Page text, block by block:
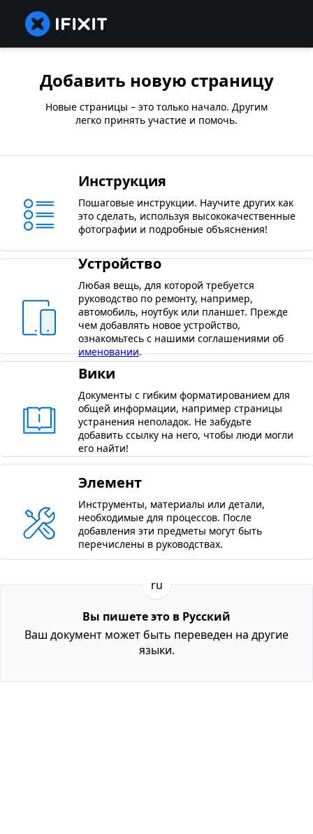
Добавить новую страницу
Новые страницы – это только начало. Другим
легко принять участие и помочь.
Инструкция
Пошаговые инструкции. Научите других как
это сделать, используя высококачественные
фотографии и подробные объяснения!
Устройство
Любая вещь, для которой требуется
руководство по ремонту, например,
автомобиль, ноутбук или планшет. Прежде
чем добавлять новое устройство,
ознакомьтесь с нашими соглашениями об
именовании.
Вики
Документы с гибким форматированием для
общей информации, например страницы
устранения неполадок. Не забудьте
добавить ссылку на него, чтобы люди могли
его найти!
Элемент
Инструменты, материалы или детали,
необходимые для процессов. После
добавления эти предметы могут быть
перечислены в руководствах.
ru
Вы пишете это в Русский
Ваш документ может быть переведен на другие
языки.